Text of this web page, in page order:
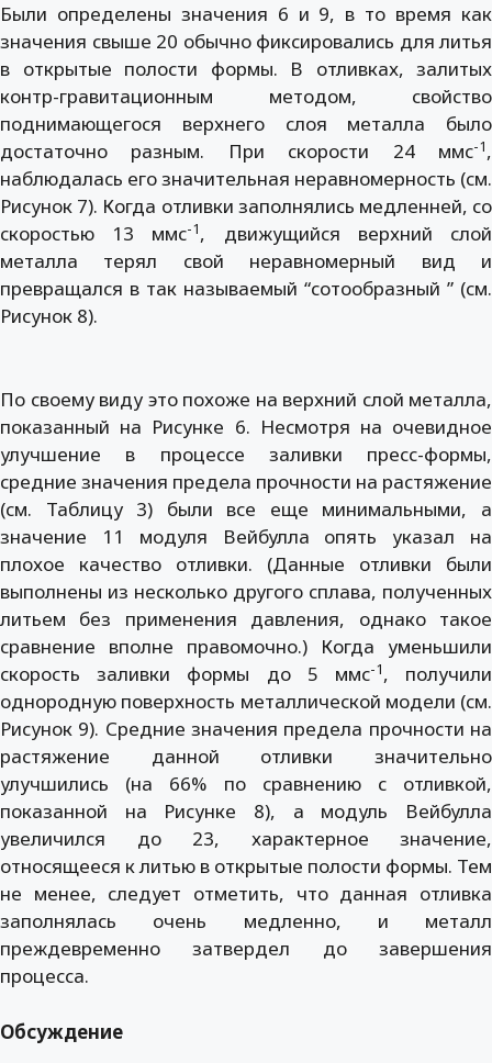
Были определены значения 6 и 9, в то время как
значения свыше 20 обычно фиксировались для литья
в открытые полости формы. В отливках, залитых
контр-гравитационным методом, свойство
поднимающегося верхнего слоя металла было
достаточно разным. При скорости 24 ммс-1,
наблюдалась его значительная неравномерность (см.
Рисунок 7). Когда отливки заполнялись медленней, со
скоростью 13 ммс-1, движущийся верхний слой
металла терял свой неравномерный вид и
превращался в так называемый “сотообразный ” (см.
Рисунок 8).
По своему виду это похоже на верхний слой металла,
показанный на Рисунке 6. Несмотря на очевидное
улучшение в процессе заливки пресс-формы,
средние значения предела прочности на растяжение
(см. Таблицу 3) были все еще минимальными, а
значение 11 модуля Вейбулла опять указал на
плохое качество отливки. (Данные отливки были
выполнены из несколько другого сплава, полученных
литьем без применения давления, однако такое
сравнение вполне правомочно.) Когда уменьшили
скорость заливки формы до 5 ммс-1, получили
однородную поверхность металлической модели (см.
Рисунок 9). Средние значения предела прочности на
растяжение данной отливки значительно
улучшились (на 66% по сравнению с отливкой,
показанной на Рисунке 8), а модуль Вейбулла
увеличился до 23, характерное значение,
относящееся к литью в открытые полости формы. Тем
не менее, следует отметить, что данная отливка
заполнялась очень медленно, и металл
преждевременно затвердел до завершения
процесса.
Обсуждение